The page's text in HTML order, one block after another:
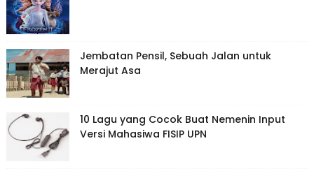
Jembatan Pensil, Sebuah Jalan untuk
Merajut Asa
10 Lagu yang Cocok Buat Nemenin Input
Versi Mahasiwa FISIP UPN